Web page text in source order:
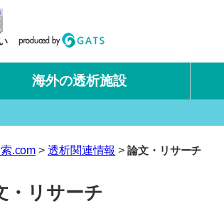
海外の透析施設
.com 透析関連情報 論文・リサーチ
・リサーチ